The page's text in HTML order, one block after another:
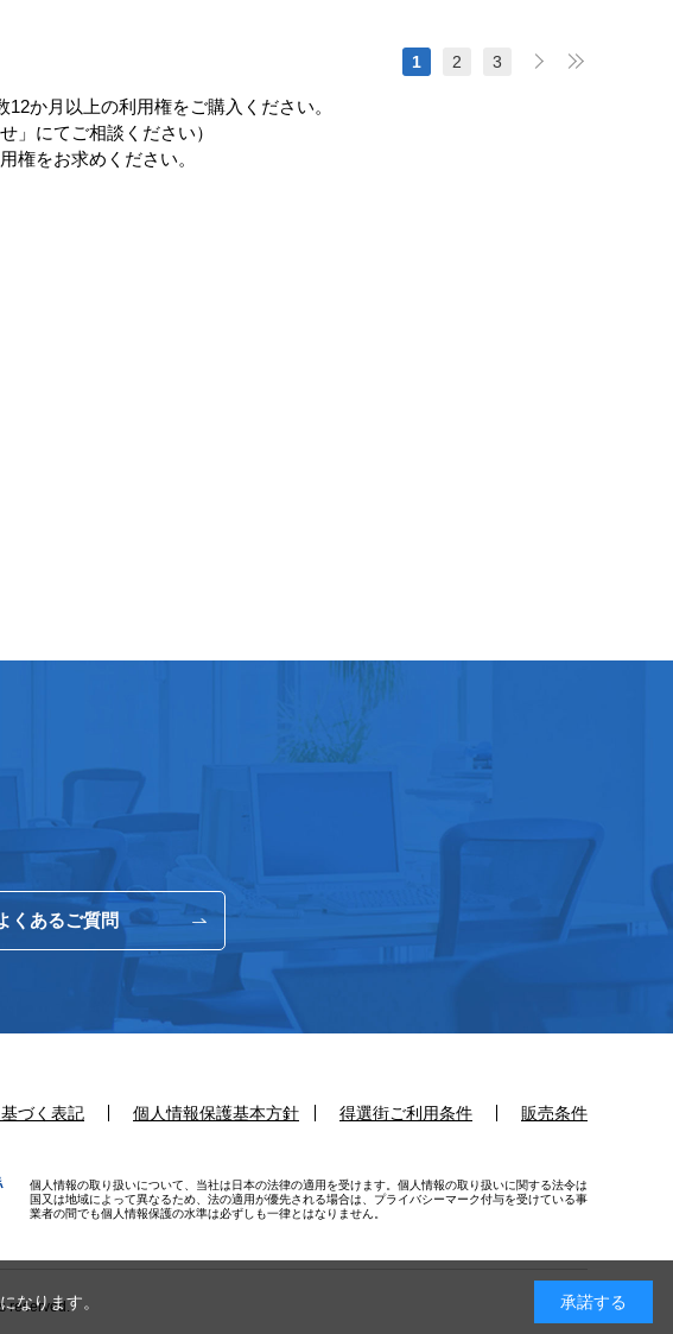
1 2 3
か月以上の利用権をご購入ください。
」にてご相談ください）
権をお求めください。
くあるご質問
づく表記 個人情報保護基本方針 得選街ご利用条件 販売条件
個人情報の取り扱いについて、当社は日本の法律の適用を受けます。個人情報の取り扱いに関する法令は
国又は地域によって異なるため、法の適用が優先される場合は、プライバシーマーク付与を受けている事
業者の間でも個人情報保護の水準は必ずしも一律とはなりません。
reserved.
なります。 承諾する